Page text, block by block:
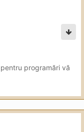
programări vă